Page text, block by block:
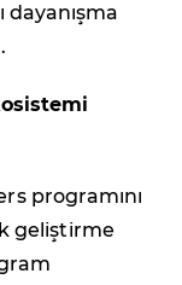
programını
geliştirme